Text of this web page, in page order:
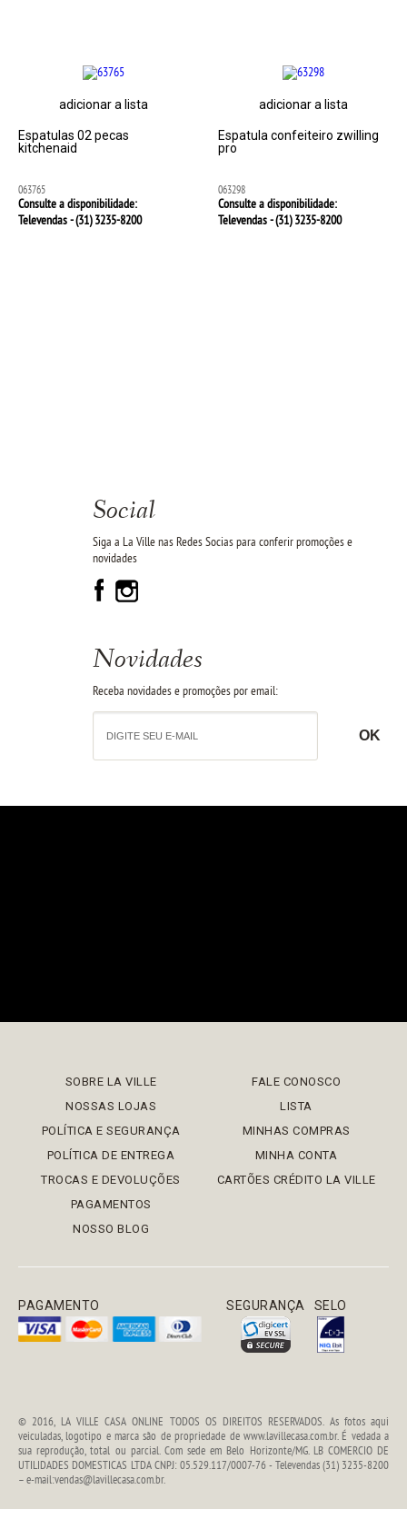
adicionar a lista
Espatulas 02 pecas
kitchenaid
063765
Consulte a disponibilidade:
Televendas - (31)3235-8200
adicionar a lista
Espatula confeiteiro zwilling
pro
063298
Consulte a disponibilidade:
Televendas - (31)3235-8200
Social
Siga a La Ville nas Redes Socias para conferir promoções e
novidades
Novidades
Receba novidades e promoções por email:
SOBRE LA VILLE
NOSSAS LOJAS
POLÍTICA E SEGURANÇA
POLÍTICA DE ENTREGA
TROCAS E DEVOLUÇÕES
PAGAMENTOS
NOSSO BLOG
FALE CONOSCO
LISTA
MINHAS COMPRAS
MINHA CONTA
CARTÕES CRÉDITO LA VILLE
PAGAMENTO SEGURANÇA SELO
© 2016, LA VILLE CASA ONLINE TODOS OS DIREITOS RESERVADOS. As fotos aqui
veiculadas, logotipo e marca são de propriedade de www.lavillecasa.com.br. É vedada a
sua reprodução, total ou parcial. Com sede em Belo Horizonte/MG. LB COMERCIO DE
UTILIDADES DOMESTICAS LTDA CNPJ: 05.529.117/0007-76 - Televendas (31) 3235-8200
– e-mail:vendas@lavillecasa.com.br.